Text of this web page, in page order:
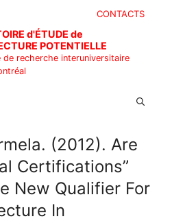
CONTACTS
d'ÉTUDE de
POTENTIELLE
de recherche interuniversitaire
(2012). Are
Certifications”
New Qualifier For
In